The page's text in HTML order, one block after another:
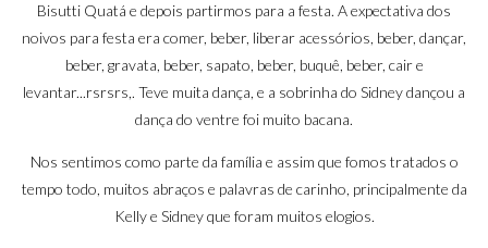
Bisutti Quatá e depois partirmos para a festa. A expectativa dos
noivos para festa era comer, beber, liberar acessórios, beber, dançar,
beber, gravata, beber, sapato, beber, buquê, beber, cair e
levantar...rsrsrs,. Teve muita dança, e a sobrinha do Sidney dançou a
dança do ventre foi muito bacana.
Nos sentimos como parte da família e assim que fomos tratados o
tempo todo, muitos abraços e palavras de carinho, principalmente da
Kelly e Sidney que foram muitos elogios.